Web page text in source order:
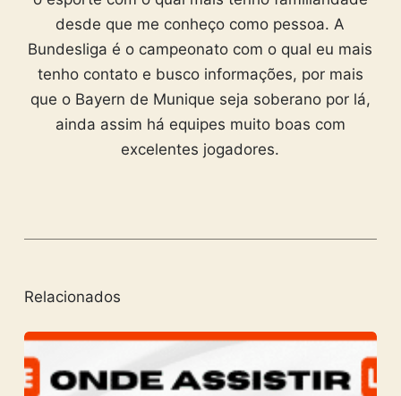
desde que me conheço como pessoa. A
Bundesliga é o campeonato com o qual eu mais
tenho contato e busco informações, por mais
que o Bayern de Munique seja soberano por lá,
ainda assim há equipes muito boas com
excelentes jogadores.
Relacionados